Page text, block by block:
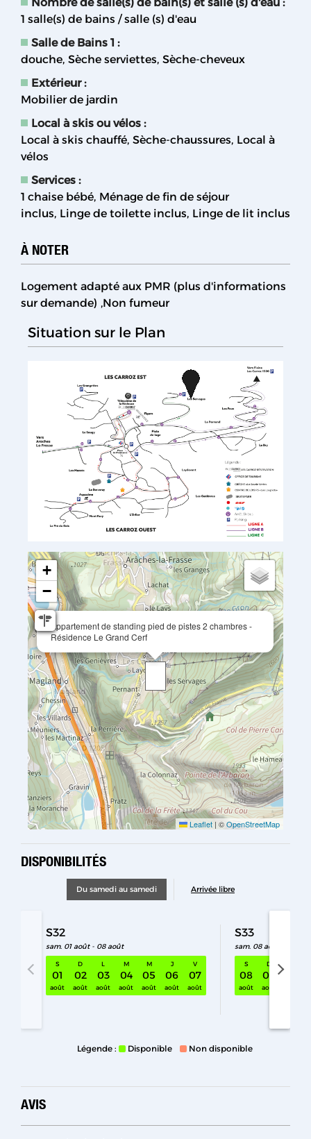
1 salle(s) de bains / salle (s) d'eau
Salle de Bains 1 :
douche Sèche serviettes Sèche-cheveux
Extérieur:
Mobilier de jardin
Local à skis ou vélos :
Local à skis chauffé Sèche-chaussures Local à
vélos
Services :
1 chaise bébé Ménage de fin de séjour
inclus Linge de toilette inclus Linge de lit inclus
À NOTER
Logement adapté aux PMR (plus d'informations
sur demande) Non fumeur
Situation sur le Plan
Appartement de standing pied de pistes 2 chambres -
Résidence Le Grand Cerf
+
−
Leaflet | ©OpenStreetMap
DISPONIBILITÉS
Du samedi au samedi Arrivée libre
S32
sam. 01 août - 08 août
S
01
août
D
02
août
L
03
août
M
04
août
M
05
août
J
06
août
V
07
août
S33
sam. 08 août - 15 août
S
08
août
D
09
août
S32 sam. 01 août - 08 août
Légende : Disponible Non disponible
AVIS